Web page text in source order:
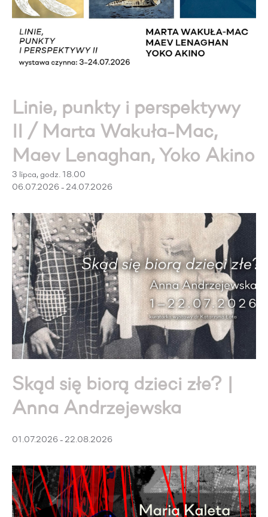
Linie, punkty i perspektywy
II / Marta Wakuła-Mac,
Maev Lenaghan, Yoko Akino
3 lipca, godz. 18.00
06.07.2026 - 24.07.2026
Skąd się biorą dzieci złe? |
Anna Andrzejewska
01.07.2026 - 22.08.2026